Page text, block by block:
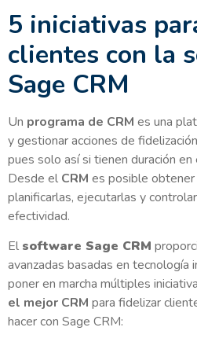
5 iniciativas
clientes con la
Sage CRM
Un programa de CRM es una
y gestionar acciones de
pues solo así si tienen duración
Desde el CRM es posible
planificarlas, ejecutarlas y
efectividad.
El software Sage CRM
avanzadas basadas en tecnología
poner en marcha múltiples
el mejor CRM para fidelizar
hacer con Sage CRM: